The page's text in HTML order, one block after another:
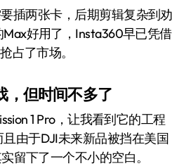
插两张卡，后期剪辑复杂到劝
好用了，Insta360早已凭借
占了市场。
，但时间不多了
1 Pro，让我看到它的工程
由于DJI未来新品被挡在美国
留下了一个不小的空白。